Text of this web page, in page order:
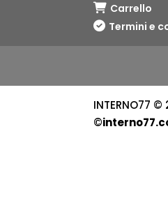
Carrello
Termini e
INTERNO77
©